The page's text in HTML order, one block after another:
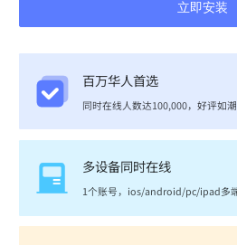
立即安装
百万华人首选
同时在线人数达100,000，好评如潮
多设备同时在线
1个账号，ios/android/pc/ipad多端